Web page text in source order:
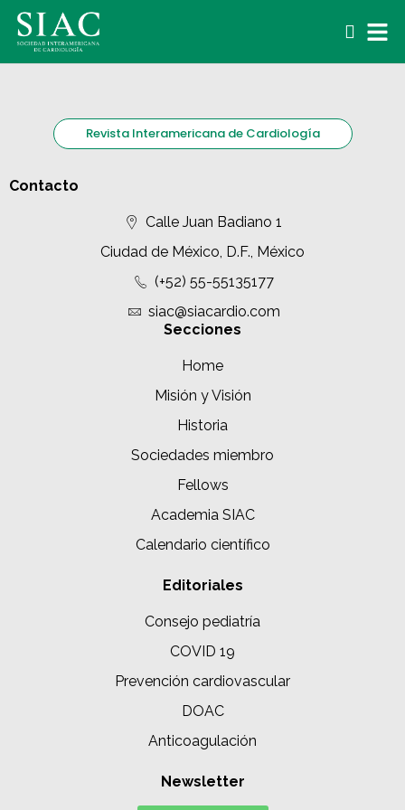
Revista Interamericana de Cardiología
Contacto
Calle Juan Badiano 1
Ciudad de México, D.F., México
(+52) 55-55135177
siac@siacardio.com
Secciones
Home
Misión y Visión
Historia
Sociedades miembro
Fellows
Academia SIAC
Calendario científico
Editoriales
Consejo pediatría
COVID 19
Prevención cardiovascular
DOAC
Anticoagulación
Newsletter